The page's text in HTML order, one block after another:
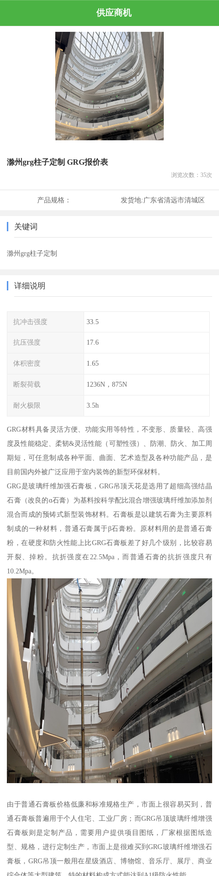
供应商机
滁州grg柱子定制 GRG报价表
浏览次数： 35次
产品规格： 发货地:广东省清远市清城区
关键词
滁州grg柱子定制
详细说明
抗冲击强度 33.5
抗压强度 17.6
体积密度 1.65
断裂荷载 1236N，875N
耐火极限 3.5h
GRG材料具备灵活方便、功能实用等特性，不变形、质量轻、高强
度及性能稳定、柔韧&灵活性能（可塑性强）、防潮、防火、加工周
期短，可任意制成各种平面、曲面、艺术造型及各种功能产品，是
目前国内外被广泛应用于室内装饰的新型环保材料。
GRG是玻璃纤维加强石膏板，GRG吊顶天花是选用了超细高强结晶
石膏（改良的ɑ石膏）为基料按科学配比混合增强玻璃纤维加添加剂
混合而成的预铸式新型装饰材料。石膏板是以建筑石膏为主要原料
制成的一种材料，普通石膏属于β石膏粉。原材料用的是普通石膏
粉，在硬度和防火性能上比GRG石膏板差了好几个级别，比较容易
开裂、掉粉。抗折强度在22.5Mpa，而普通石膏的抗折强度只有
10.2Mpa。
由于普通石膏板价格低廉和标准规格生产，市面上很容易买到，普
通石膏板普遍用于个人住宅、工业厂房；而GRG吊顶玻璃纤维增强
石膏板则是定制产品，需要用户提供项目图纸，厂家根据图纸造
型、规格，进行定制生产，市面上是很难买到GRG玻璃纤维增强石
膏板，GRG吊顶一般用在星级酒店、博物馆、音乐厅、展厅、商业